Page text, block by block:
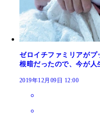
ゼロイチファミリアが
根暗だったので、今が人
2019年12月09日 12:00